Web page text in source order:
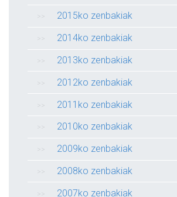
2015ko zenbakiak
2014ko zenbakiak
2013ko zenbakiak
2012ko zenbakiak
2011ko zenbakiak
2010ko zenbakiak
2009ko zenbakiak
2008ko zenbakiak
2007ko zenbakiak